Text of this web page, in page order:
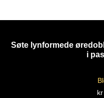
Søte lynformede
i
kr